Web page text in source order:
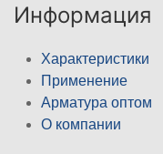
Информация
Характеристики
Применение
Арматура оптом
О компании